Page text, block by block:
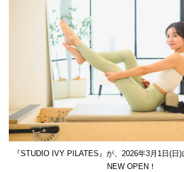
『STUDIO IVY PILATES』が、2026年3月1日(日
NEW OPEN！